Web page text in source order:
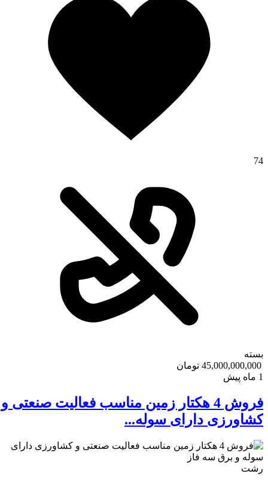
74
بسته
45,000,000,000 تومان
فروش 4 هکتار زمین مناسب فعالیت صنعتی و
کشاورزی دارای سوله...
رشت